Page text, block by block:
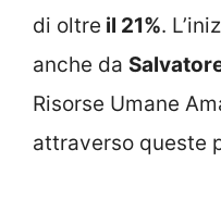
di oltre il 21%.
anche da
Risorse Umane
attraverso queste